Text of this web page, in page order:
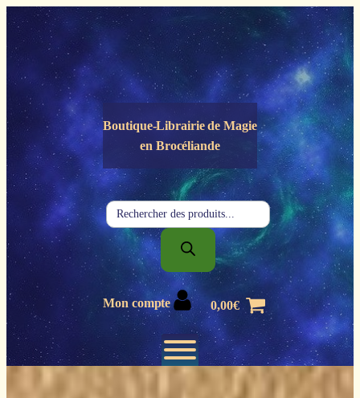
Panneau de gestion des cookies
Boutique-Librairie deMagie
en Brocéliande
Recherche
de
produits
Mon compte 0,00€